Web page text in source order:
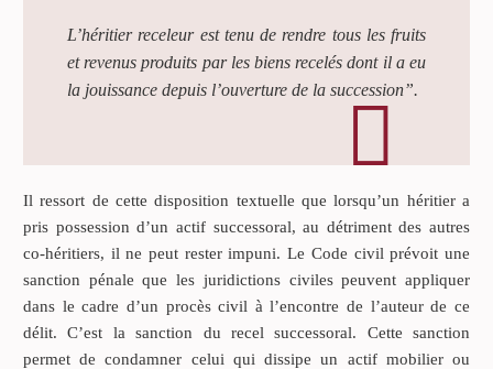
L’héritier receleur est tenu de rendre tous les fruits
et revenus produits par les biens recelés dont il a eu
la jouissance depuis l’ouverture de la succession”.
Il ressort de cette disposition textuelle que lorsqu’un héritier a
pris possession d’un actif successoral, au détriment des autres
co-héritiers, il ne peut rester impuni. Le Code civil prévoit une
sanction pénale que les juridictions civiles peuvent appliquer
dans le cadre d’un procès civil à l’encontre de l’auteur de ce
délit. C’est la sanction du recel successoral. Cette sanction
permet de condamner celui qui dissipe un actif mobilier ou